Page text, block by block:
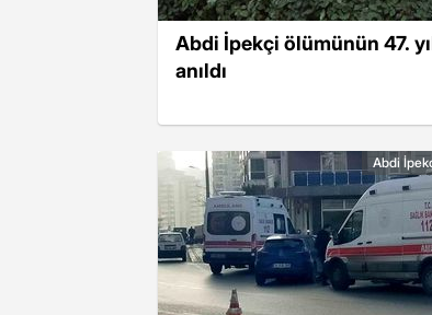
Abdi İpekçi ölümünün 47.
anıldı
Abdi